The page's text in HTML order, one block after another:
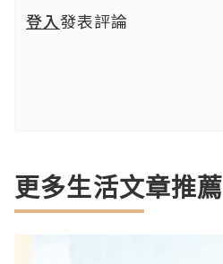
登入發表評論
更多生活文章推薦